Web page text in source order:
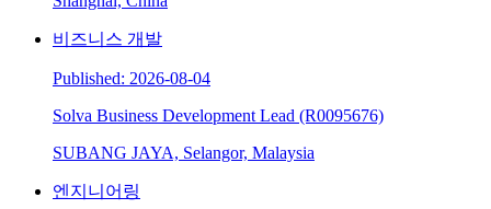
비즈니스 개발
Published: 2026-08-04
Solva Business Development Lead (R0095676)
SUBANG JAYA, Selangor, Malaysia
엔지니어링